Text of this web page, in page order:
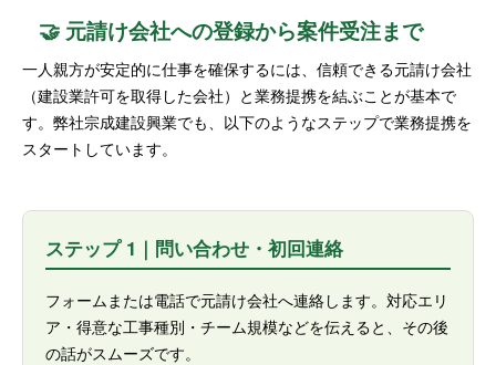
🤝 元請け会社への登録から案件受注まで
一人親方が安定的に仕事を確保するには、信頼できる元請け会社
（建設業許可を取得した会社）と業務提携を結ぶことが基本で
す。弊社宗成建設興業でも、以下のようなステップで業務提携を
スタートしています。
ステップ 1｜問い合わせ・初回連絡
フォームまたは電話で元請け会社へ連絡します。対応エリ
ア・得意な工事種別・チーム規模などを伝えると、その後
の話がスムーズです。